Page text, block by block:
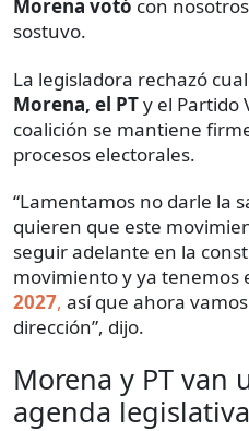
Morena votó con
sostuvo.
La legisladora rechazó
Morena, el PTy el Partido
coalición se mantiene
procesos electorales.
“Lamentamos no darle la
quieren que este
seguir adelante en la
movimiento y ya tenemos
2027, así que ahora
dirección”, dijo.
Morena y PT van
agenda legislativa